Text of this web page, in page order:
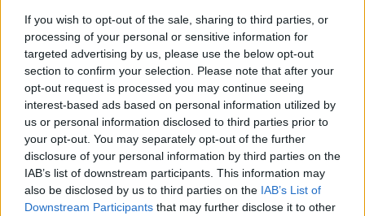
If you wish to opt-out of the sale, sharing to third parties, or
processing of your personal or sensitive information for
targeted advertising by us, please use the below opt-out
section to confirm your selection. Please note that after your
opt-out request is processed you may continue seeing
interest-based ads based on personal information utilized by
us or personal information disclosed to third parties prior to
your opt-out. You may separately opt-out of the further
disclosure of your personal information by third parties on the
IAB’s list of downstream participants. This information may
also be disclosed by us to third parties on the IAB’s List of
Downstream Participants that may further disclose it to other